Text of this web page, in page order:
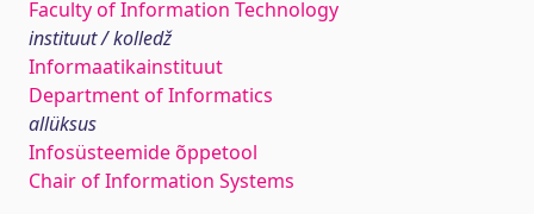
Faculty of Information Technology
instituut / kolledž
Informaatikainstituut
Department of Informatics
allüksus
Infosüsteemide õppetool
Chair of Information Systems